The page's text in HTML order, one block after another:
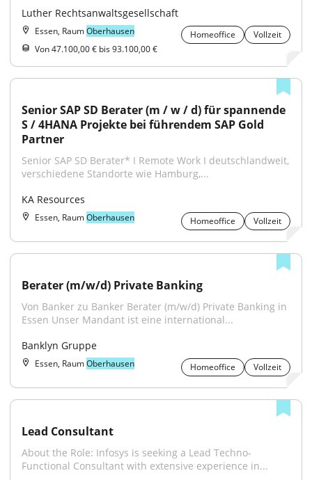
Luther Rechtsanwaltsgesellschaft
Essen, RaumOberhausen Homeoffice
Vollzeit
Von 47.100,00 € bis 93.100,00 €
Senior SAP SD Berater (m / w / d) für spannende
S / 4HANA Projekte bei führendem SAP Gold
Partner
Senior SAP SD Berater* I Remote Work I deutschlandweit,
verschiedene Standorte wie Hamburg,...
KA Resources
Essen, RaumOberhausen Homeoffice Vollzeit
Berater (m/w/d) Private Banking
Von Banker zu Banker Berater (m/w/d) Private Banking in
Essen Unser Mandant ist eine international...
Banklyn Gruppe
Essen, RaumOberhausen Homeoffice Vollzeit
Lead Consultant
About the Role: Infosys is seeking a Lead Techno-
Functional Consultant with extensive experience in...